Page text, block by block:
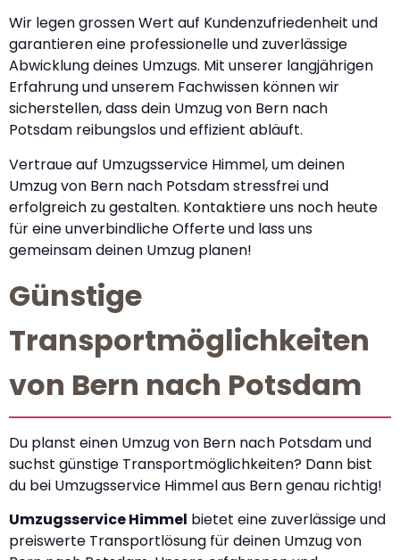
Wir legen grossen Wert auf Kundenzufriedenheit und
garantieren eine professionelle und zuverlässige
Abwicklung deines Umzugs. Mit unserer langjährigen
Erfahrung und unserem Fachwissen können wir
sicherstellen, dass dein Umzug von Bern nach
Potsdam reibungslos und effizient abläuft.
Vertraue auf Umzugsservice Himmel, um deinen
Umzug von Bern nach Potsdam stressfrei und
erfolgreich zu gestalten. Kontaktiere uns noch heute
für eine unverbindliche Offerte und lass uns
gemeinsam deinen Umzug planen!
Günstige
Transportmöglichkeiten
von Bern nach Potsdam
Du planst einen Umzug von Bern nach Potsdam und
suchst günstige Transportmöglichkeiten? Dann bist
du bei Umzugsservice Himmel aus Bern genau richtig!
Umzugsservice Himmel bietet eine zuverlässige und
preiswerte Transportlösung für deinen Umzug von